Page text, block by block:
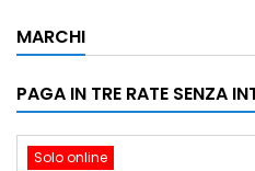
MARCHI
PAGA IN TRE RATE SENZA
Solo online